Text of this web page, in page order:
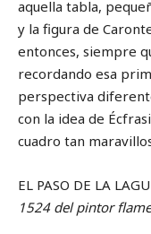
aquella tabla,
y la figura de
entonces, siempre
recordando esa
perspectiva
con la idea de
cuadro tan
EL PASO DE LA
1524 del pintor